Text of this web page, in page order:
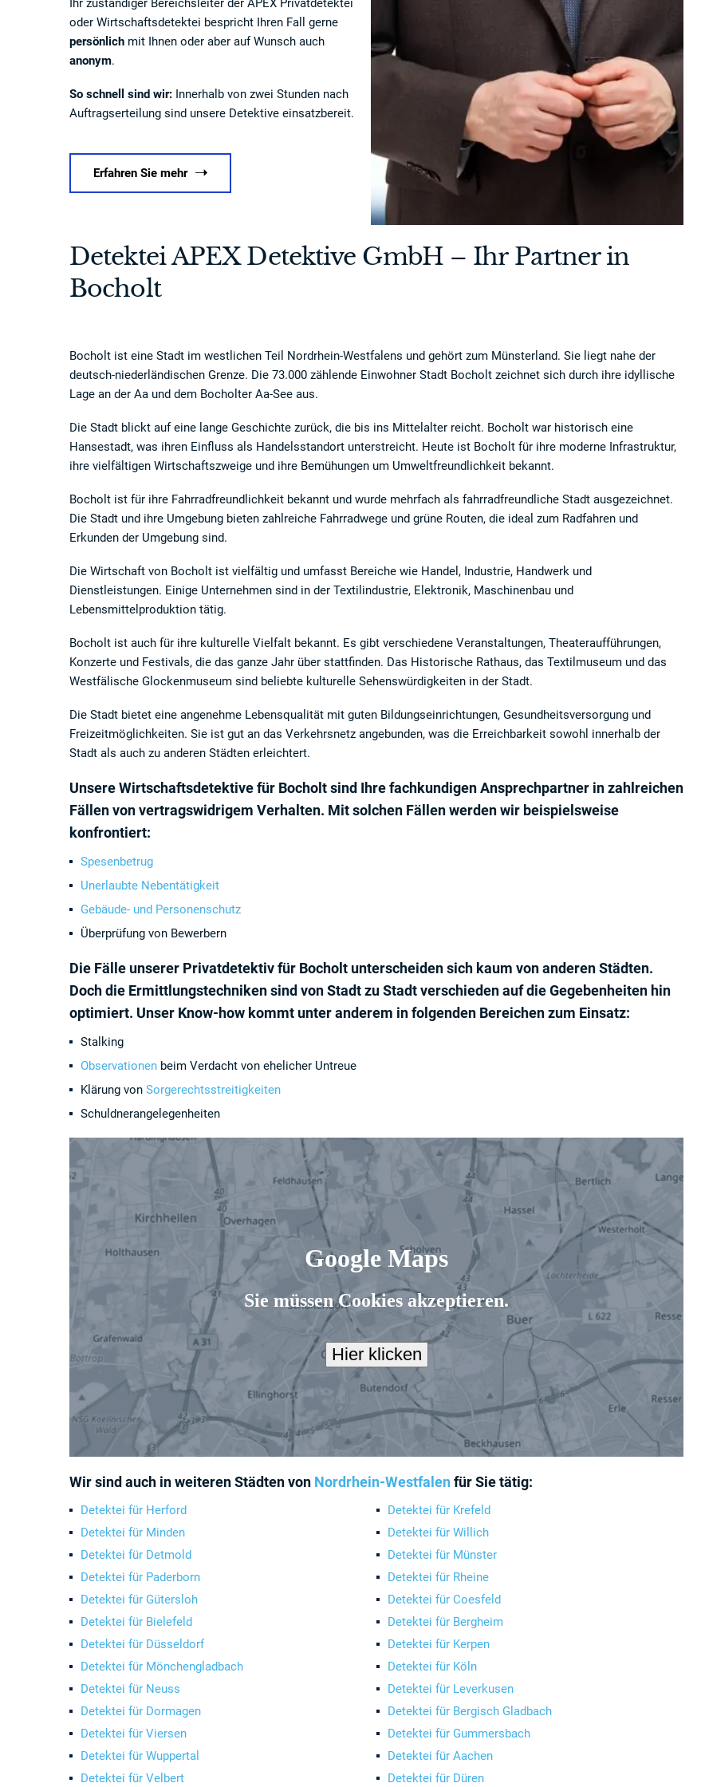
Ihr zuständiger Bereichsleiter der APEX Privatdetektei
oder Wirtschaftsdetektei bespricht Ihren Fall gerne
persönlich mit Ihnen oder aber auf Wunsch auch
anonym.
So schnell sind wir: Innerhalb von zwei Stunden nach
Auftragserteilung sind unsere Detektive einsatzbereit.
Erfahren Sie mehr
Detektei APEX Detektive GmbH – Ihr Partner in
Bocholt
Bocholt ist eine Stadt im westlichen Teil Nordrhein-Westfalens und gehört zum Münsterland. Sie liegt nahe der
deutsch-niederländischen Grenze. Die 73.000 zählende Einwohner Stadt Bocholt zeichnet sich durch ihre idyllische
Lage an der Aa und dem Bocholter Aa-See aus.
Die Stadt blickt auf eine lange Geschichte zurück, die bis ins Mittelalter reicht. Bocholt war historisch eine
Hansestadt, was ihren Einfluss als Handelsstandort unterstreicht. Heute ist Bocholt für ihre moderne Infrastruktur,
ihre vielfältigen Wirtschaftszweige und ihre Bemühungen um Umweltfreundlichkeit bekannt.
Bocholt ist für ihre Fahrradfreundlichkeit bekannt und wurde mehrfach als fahrradfreundliche Stadt ausgezeichnet.
Die Stadt und ihre Umgebung bieten zahlreiche Fahrradwege und grüne Routen, die ideal zum Radfahren und
Erkunden der Umgebung sind.
Die Wirtschaft von Bocholt ist vielfältig und umfasst Bereiche wie Handel, Industrie, Handwerk und
Dienstleistungen. Einige Unternehmen sind in der Textilindustrie, Elektronik, Maschinenbau und
Lebensmittelproduktion tätig.
Bocholt ist auch für ihre kulturelle Vielfalt bekannt. Es gibt verschiedene Veranstaltungen, Theateraufführungen,
Konzerte und Festivals, die das ganze Jahr über stattfinden. Das Historische Rathaus, das Textilmuseum und das
Westfälische Glockenmuseum sind beliebte kulturelle Sehenswürdigkeiten in der Stadt.
Die Stadt bietet eine angenehme Lebensqualität mit guten Bildungseinrichtungen, Gesundheitsversorgung und
Freizeitmöglichkeiten. Sie ist gut an das Verkehrsnetz angebunden, was die Erreichbarkeit sowohl innerhalb der
Stadt als auch zu anderen Städten erleichtert.
Unsere Wirtschaftsdetektive für Bocholt sind Ihre fachkundigen Ansprechpartner in zahlreichen
Fällen von vertragswidrigem Verhalten. Mit solchen Fällen werden wir beispielsweise
konfrontiert:
Spesenbetrug
Unerlaubte Nebentätigkeit
Gebäude- und Personenschutz
Überprüfung von Bewerbern
Die Fälle unserer Privatdetektiv für Bocholt unterscheiden sich kaum von anderen Städten.
Doch die Ermittlungstechniken sind von Stadt zu Stadt verschieden auf die Gegebenheiten hin
optimiert. Unser Know-how kommt unter anderem in folgenden Bereichen zum Einsatz:
Stalking
Observationen beim Verdacht von ehelicher Untreue
Klärung von Sorgerechtsstreitigkeiten
Schuldnerangelegenheiten
Wir sind auch in weiteren Städten von Nordrhein-Westfalenfür Sie tätig:
Detektei für Herford
Detektei für Minden
Detektei für Detmold
Detektei für Paderborn
Detektei für Gütersloh
Detektei für Bielefeld
Detektei für Düsseldorf
Detektei für Mönchengladbach
Detektei für Neuss
Detektei für Dormagen
Detektei für Viersen
Detektei für Wuppertal
Detektei für Velbert
Detektei für Krefeld
Detektei für Willich
Detektei für Münster
Detektei für Rheine
Detektei für Coesfeld
Detektei für Bergheim
Detektei für Kerpen
Detektei für Köln
Detektei für Leverkusen
Detektei für Bergisch Gladbach
Detektei für Gummersbach
Detektei für Aachen
Detektei für Düren